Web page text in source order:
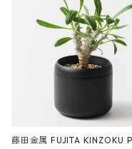
藤田金属 FUJITA KINZOKU